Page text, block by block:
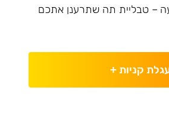
– טבליית תה שתרענן אתכם
קניות+